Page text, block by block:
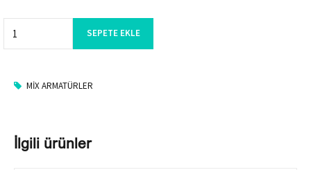
SEPETE EKLE
MIX ARMATÜRLER
İlgili ürünler